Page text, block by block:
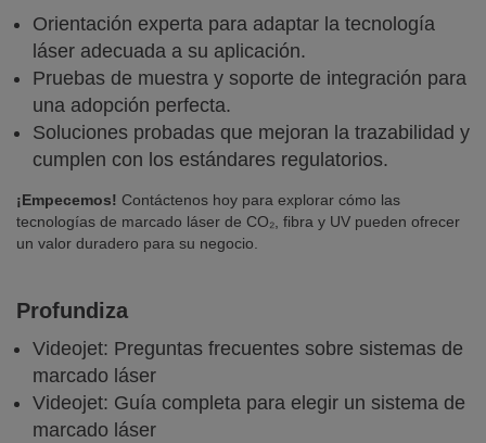
Orientación experta para adaptar la tecnología
láser adecuada a su aplicación.
Pruebas de muestra y soporte de integración para
una adopción perfecta.
Soluciones probadas que mejoran la trazabilidad y
cumplen con los estándares regulatorios.
¡Empecemos! Contáctenos hoy para explorar cómo las
tecnologías de marcado láser de CO₂, fibra y UV pueden ofrecer
un valor duradero para su negocio.
Profundiza
Videojet: Preguntas frecuentes sobre sistemas de
marcado láser
Videojet: Guía completa para elegir un sistema de
marcado láser